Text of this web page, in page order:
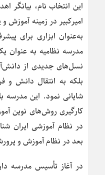
این انتخاب نام، بیانگر
امیرکبیر در زمینه آموزش
به‌عنوان ابزاری برای
مدرسه نظامیه به عنوان
نسل‌های جدیدی از
بلکه به انتقال دانش و
شایانی نمود. این مدرسه
کارگیری روش‌های نوین
در نظام آموزشی ایران
بعد در نظام آموزش و
در آغاز تأسیس مدرسه